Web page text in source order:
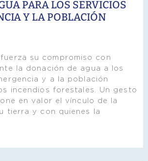
PARA LOS SERVICIOS
Y LA POBLACIÓN
su compromiso con
la donación de agua a los
y a la población
incendios forestales. Un gesto
en valor el vínculo de la
tierra y con quienes la